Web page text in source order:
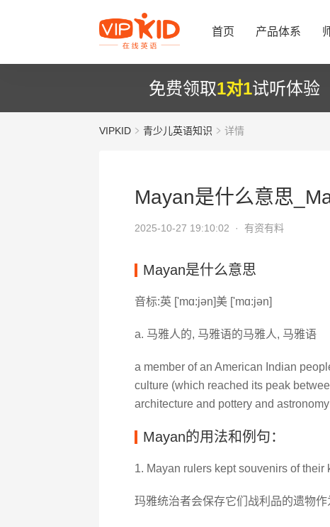
首页 产品体系
免费领取1对1试听体验
VIPKID 青少儿英语知识 详情
Mayan是什么意思
2025-10-27 19:10:02 · 有资有料
Mayan是什么意思
音标:英 ['mɑ:jən]美 ['mɑ:jən]
a. 马雅人的, 马雅语的马雅人, 马雅语
a member of an American Indian
culture (which reached its peak
architecture and pottery and astronomy
Mayan的用法和例句：
1. Mayan rulers kept souvenirs of their
玛雅统治者会保存它们战利品的遗物作